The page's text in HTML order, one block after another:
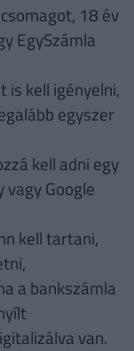
18 év
EgySzámla
kell igényelni,
egyszer
kell adni egy
vagy Google
kell tartani,
a bankszámla
van.